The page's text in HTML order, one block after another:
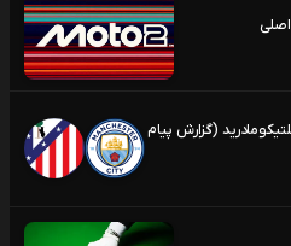
(گزارش پیام